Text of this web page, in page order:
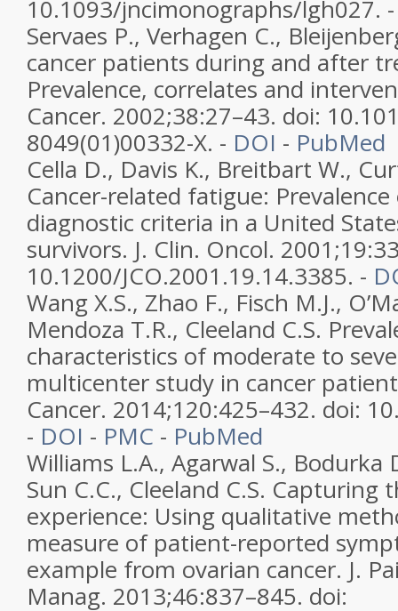
10.1093/jncimonographs/lgh027.
Servaes P., Verhagen C.,
cancer patients during and after
Prevalence, correlates and
Cancer. 2002;38:27–43. doi:
8049(01)00332-X. - DOI - PubMed
Cella D., Davis K., Breitbart W.,
Cancer-related fatigue:
diagnostic criteria in a United
survivors. J. Clin. Oncol.
10.1200/JCO.2001.19.14.3385. -
Wang X.S., Zhao F., Fisch M.J.,
Mendoza T.R., Cleeland C.S.
characteristics of moderate to
multicenter study in cancer
Cancer. 2014;120:425–432. doi:
- DOI - PMC - PubMed
Williams L.A., Agarwal S., Bodurka
Sun C.C., Cleeland C.S. Capturing
experience: Using qualitative
measure of patient-reported
example from ovarian cancer. J.
Manag. 2013;46:837–845. doi: